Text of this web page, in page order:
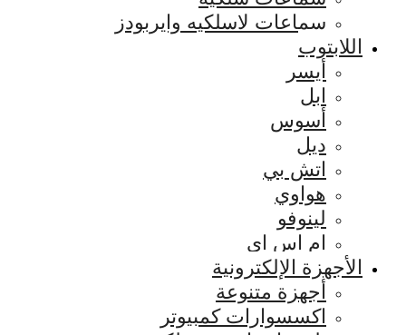
سماعات لاسلكيه وايربودز
اللابتوب
أيسر
ابل
أسوس
ديل
اتش بي
هواوي
لينوفو
ام اس اي
الأجهزة الإلكترونية
أجهزة متنوعة
اكسسوارات كمبيوتر